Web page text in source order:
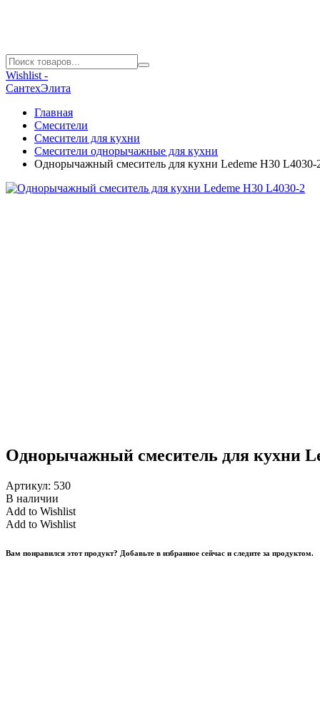
Wishlist -
СантехЭлита
Главная
Смесители
Смесители для кухни
Смесители однорычажные для кухни
Однорычажный смеситель для кухни Ledeme H30 L4030-
Однорычажный смеситель для кухни
Артикул: 530
В наличии
Add to Wishlist
Add to Wishlist
Вам понравился этот продукт? Добавьте в избранное сейчас и следите за продуктом.